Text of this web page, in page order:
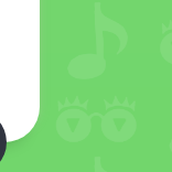
Hier gibt's